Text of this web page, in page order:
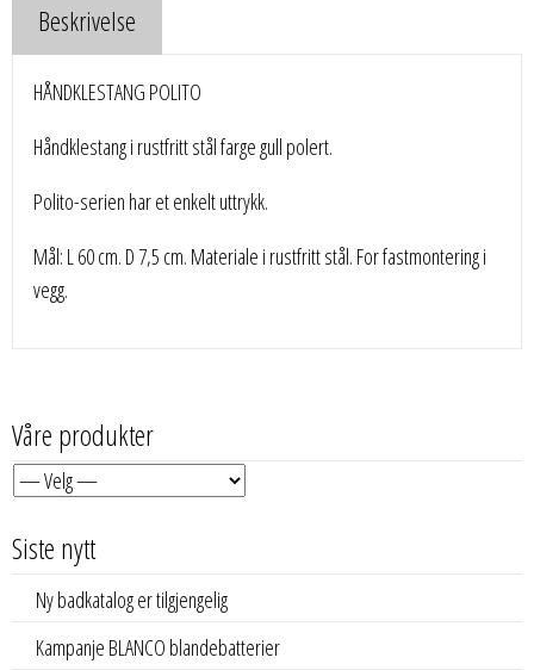
Beskrivelse
HÅNDKLESTANG POLITO
Håndklestang i rustfritt stål farge gull polert.
Polito-serien har et enkelt uttrykk.
Mål: L 60 cm. D 7,5 cm. Materiale i rustfritt stål. For fastmontering i
vegg.
Våre produkter
Siste nytt
Ny badkatalog er tilgjengelig
Kampanje BLANCO blandebatterier